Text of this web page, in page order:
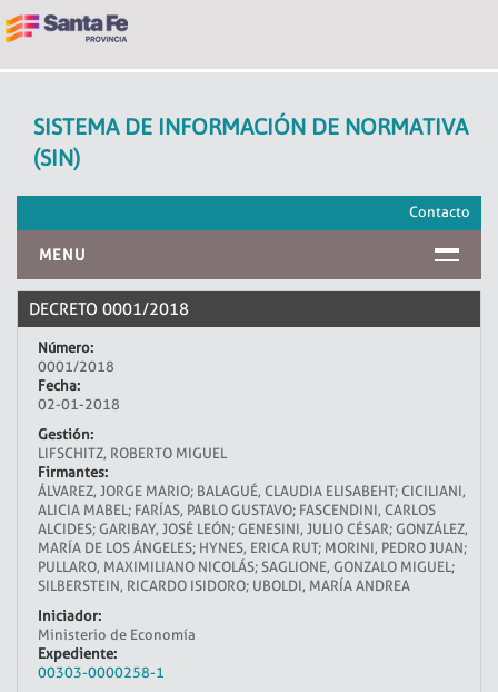
SISTEMA DE INFORMACIÓN DE NORMATIVA
(SIN)
Contacto
MENU
INICIO
DECRETO 0001/2018
Número:
0001/2018
Fecha:
02-01-2018
Gestión:
LIFSCHITZ, ROBERTO MIGUEL
Firmantes:
ÁLVAREZ, JORGE MARIO; BALAGUÉ, CLAUDIA ELISABEHT; CICILIANI,
ALICIA MABEL; FARÍAS, PABLO GUSTAVO; FASCENDINI, CARLOS
ALCIDES; GARIBAY, JOSÉ LEÓN; GENESINI, JULIO CÉSAR; GONZÁLEZ,
MARÍA DE LOS ÁNGELES; HYNES, ERICA RUT; MORINI, PEDRO JUAN;
PULLARO, MAXIMILIANO NICOLÁS; SAGLIONE, GONZALO MIGUEL;
SILBERSTEIN, RICARDO ISIDORO; UBOLDI, MARÍA ANDREA
Iniciador:
Ministerio de Economía
Expediente:
00303-0000258-1